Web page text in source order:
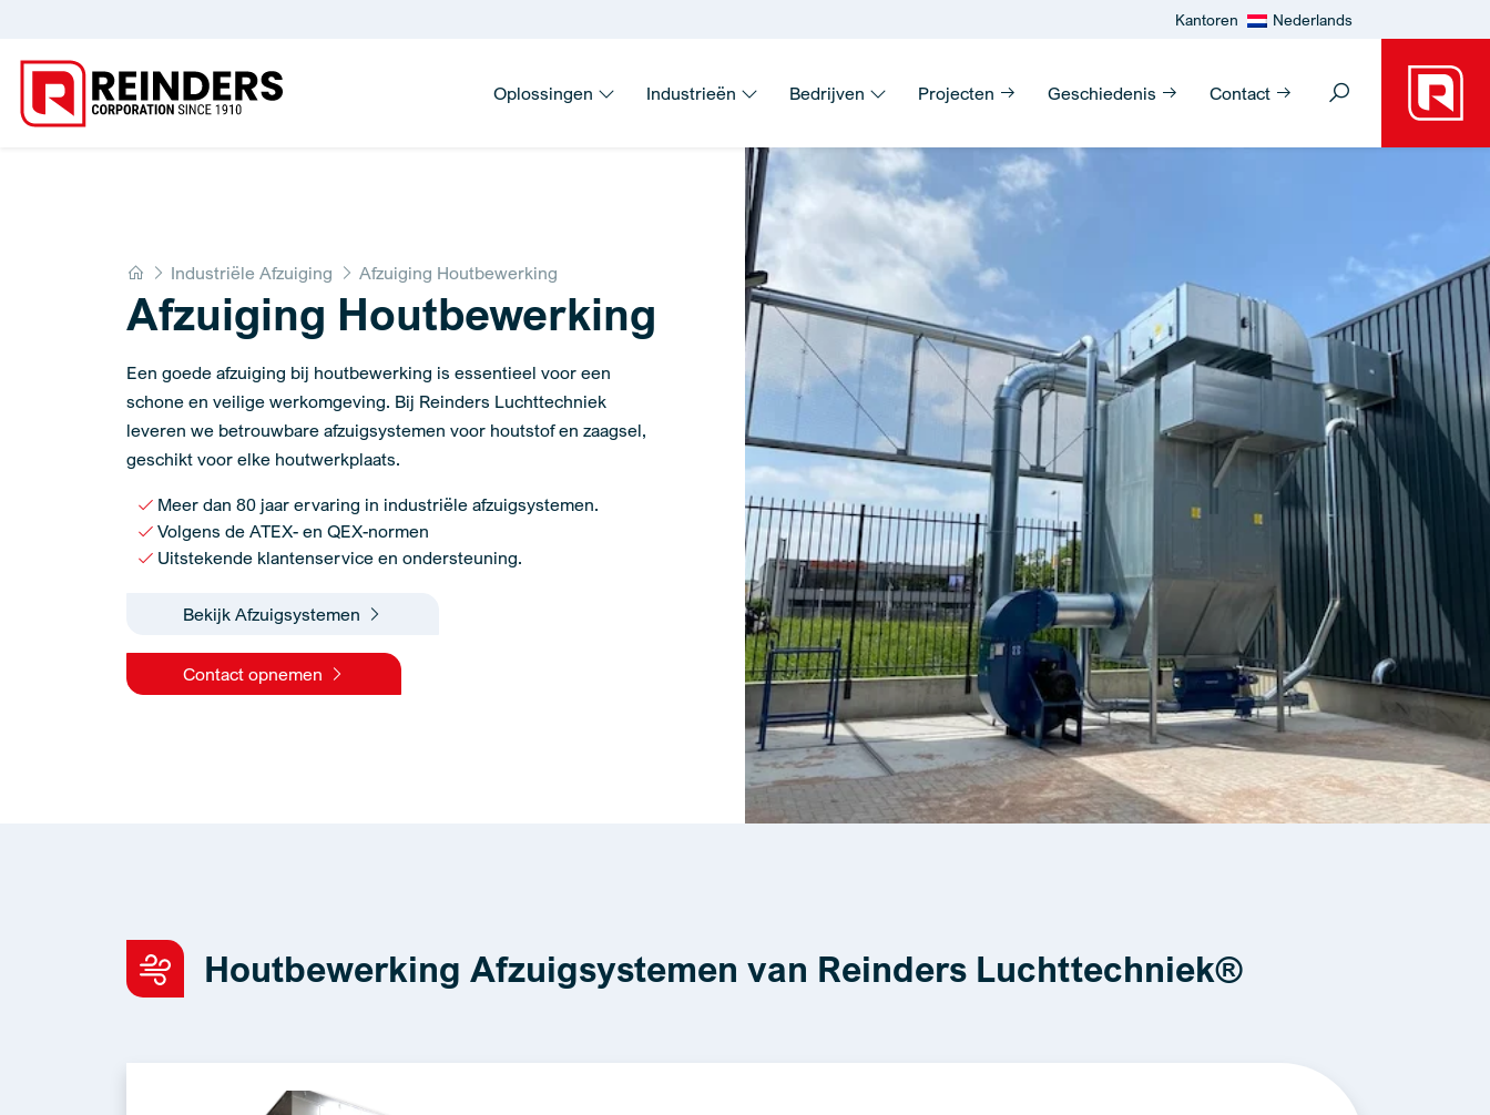
Kantoren Nederlands
Oplossingen Industrieën Bedrijven Projecten Geschiedenis Contact
Home
Industriële Afzuiging Afzuiging Houtbewerking
Afzuiging Houtbewerking
Een goede afzuiging bij houtbewerking is essentieel voor een
schone en veilige werkomgeving. Bij Reinders Luchttechniek
leveren we betrouwbare afzuigsystemen voor houtstof en zaagsel,
geschikt voor elke houtwerkplaats.
Meer dan 80 jaar ervaring in industriële afzuigsystemen.
Volgens de ATEX- en QEX-normen
Uitstekende klantenservice en ondersteuning.
Bekijk Afzuigsystemen
Contact opnemen
Houtbewerking Afzuigsystemen van Reinders Luchttechniek®